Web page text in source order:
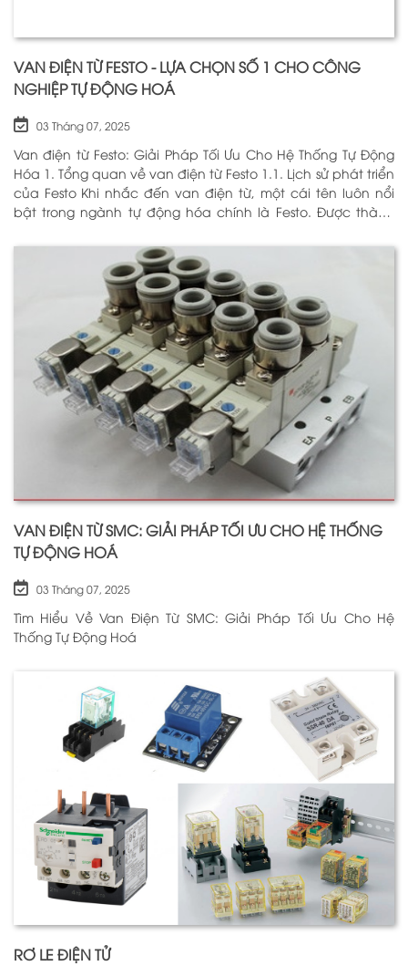
VAN ĐIỆN TỪ FESTO - LỰA CHỌN SỐ 1 CHO CÔNG
NGHIỆP TỰ ĐỘNG HOÁ
03 Tháng 07, 2025
Van điện từ Festo: Giải Pháp Tối Ưu Cho Hệ Thống Tự Động
Hóa 1. Tổng quan về van điện từ Festo 1.1. Lịch sử phát triển
của Festo Khi nhắc đến van điện từ, một cái tên luôn nổi
bật trong ngành tự động hóa chính là Festo. Được thành
VAN ĐIỆN TỪ SMC: GIẢI PHÁP TỐI ƯU CHO HỆ THỐNG
TỰ ĐỘNG HOÁ
03 Tháng 07, 2025
Tìm Hiểu Về Van Điện Từ SMC: Giải Pháp Tối Ưu Cho Hệ
Thống Tự Động Hoá
RƠ LE ĐIỆN TỬ